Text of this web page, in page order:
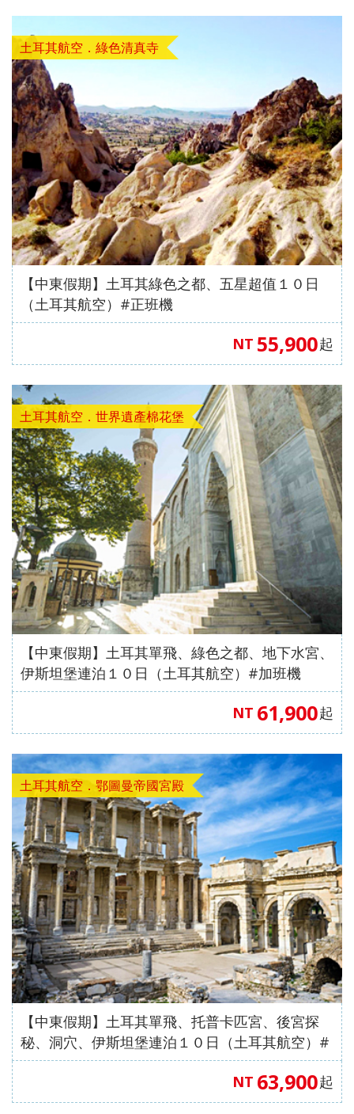
發】
自費）
【澳門
航空、
台中出
發】
自費、
【長龍
航空、
台中直
飛成
都】
風情八
）【東
方航
空、台
中直飛
成都】
航空、
台中出
發】
土耳其航空．綠色清真寺
【中東假期】土耳其綠色之都、五星超值１０日
（土耳其航空）#正班機
NT 55,900起
土耳其航空．世界遺產棉花堡
【中東假期】土耳其單飛、綠色之都、地下水宮、
伊斯坦堡連泊１０日（土耳其航空）#加班機
NT 61,900起
土耳其航空．鄂圖曼帝國宮殿
【中東假期】土耳其單飛、托普卡匹宮、後宮探
秘、洞穴、伊斯坦堡連泊１０日（土耳其航空）#
正班機
NT 63,900起